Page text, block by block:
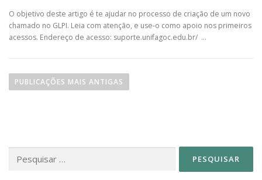
O objetivo deste artigo é te ajudar no processo de criação de um novo
chamado no GLPI. Leia com atenção, e use-o como apoio nos primeiros
acessos. Endereço de acesso: suporte.unifagoc.edu.br/ …
aPUBLICAÇÕES MAIS ANTIGAS
por: